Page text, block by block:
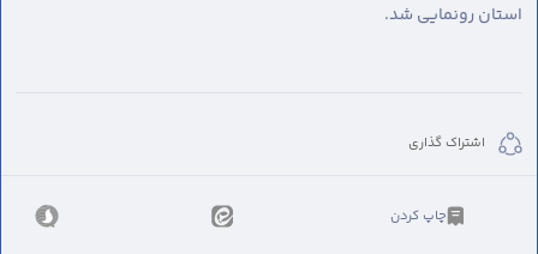
استان رونمایی شد.
اشتراک گذاری
چاپ کردن